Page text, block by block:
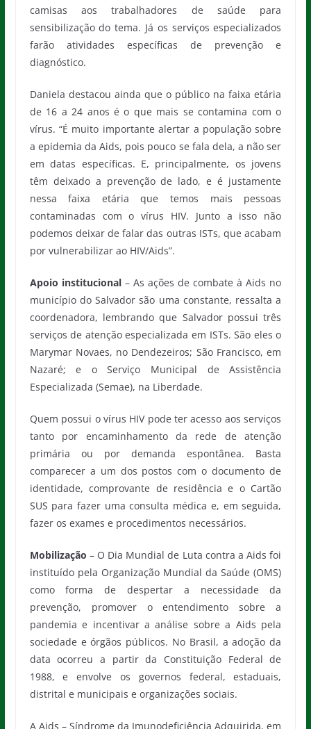
camisas aos trabalhadores de saúde para
sensibilização do tema. Já os serviços especializados
farão atividades específicas de prevenção e
diagnóstico.
Daniela destacou ainda que o público na faixa etária
de 16 a 24 anos é o que mais se contamina com o
vírus. “É muito importante alertar a população sobre
a epidemia da Aids, pois pouco se fala dela, a não ser
em datas específicas. E, principalmente, os jovens
têm deixado a prevenção de lado, e é justamente
nessa faixa etária que temos mais pessoas
contaminadas com o vírus HIV. Junto a isso não
podemos deixar de falar das outras ISTs, que acabam
por vulnerabilizar ao HIV/Aids”.
Apoio institucional– As ações de combate à Aids no
município do Salvador são uma constante, ressalta a
coordenadora, lembrando que Salvador possui três
serviços de atenção especializada em ISTs. São eles o
Marymar Novaes, no Dendezeiros; São Francisco, em
Nazaré; e o Serviço Municipal de Assistência
Especializada (Semae), na Liberdade.
Quem possui o vírus HIV pode ter acesso aos serviços
tanto por encaminhamento da rede de atenção
primária ou por demanda espontânea. Basta
comparecer a um dos postos com o documento de
identidade, comprovante de residência e o Cartão
SUS para fazer uma consulta médica e, em seguida,
fazer os exames e procedimentos necessários.
Mobilização – O Dia Mundial de Luta contra a Aids foi
instituído pela Organização Mundial da Saúde (OMS)
como forma de despertar a necessidade da
prevenção, promover o entendimento sobre a
pandemia e incentivar a análise sobre a Aids pela
sociedade e órgãos públicos. No Brasil, a adoção da
data ocorreu a partir da Constituição Federal de
1988, e envolve os governos federal, estaduais,
distrital e municipais e organizações sociais.
A Aids – Síndrome da Imunodeficiência Adquirida, em